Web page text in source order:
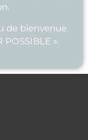
de bienvenue
».